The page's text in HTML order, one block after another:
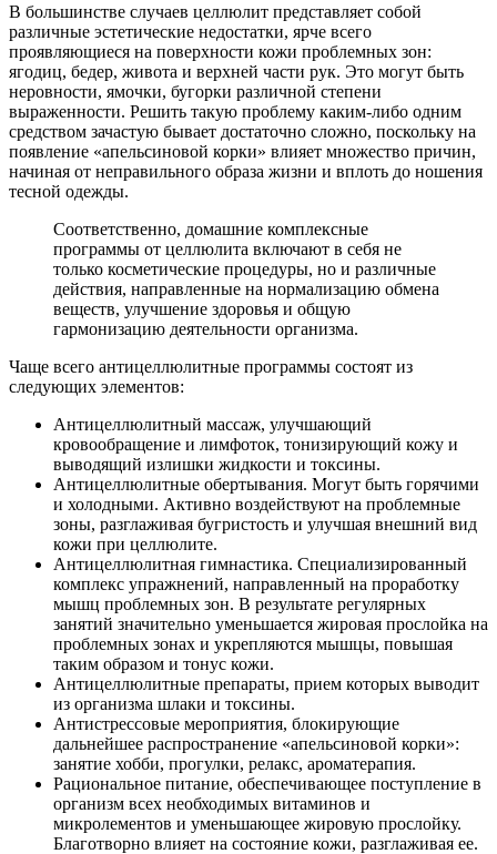
В большинстве случаев целлюлит представляет собой
различные эстетические недостатки, ярче всего
проявляющиеся на поверхности кожи проблемных зон:
ягодиц, бедер, живота и верхней части рук. Это могут быть
неровности, ямочки, бугорки различной степени
выраженности. Решить такую проблему каким-либо одним
средством зачастую бывает достаточно сложно, поскольку на
появление «апельсиновой корки» влияет множество причин,
начиная от неправильного образа жизни и вплоть до ношения
тесной одежды.
Соответственно, домашние комплексные
программы от целлюлита включают в себя не
только косметические процедуры, но и различные
действия, направленные на нормализацию обмена
веществ, улучшение здоровья и общую
гармонизацию деятельности организма.
Чаще всего антицеллюлитные программы состоят из
следующих элементов:
Антицеллюлитный массаж, улучшающий
кровообращение и лимфоток, тонизирующий кожу и
выводящий излишки жидкости и токсины.
Антицеллюлитные обертывания. Могут быть горячими
и холодными. Активно воздействуют на проблемные
зоны, разглаживая бугристость и улучшая внешний вид
кожи при целлюлите.
Антицеллюлитная гимнастика. Специализированный
комплекс упражнений, направленный на проработку
мышц проблемных зон. В результате регулярных
занятий значительно уменьшается жировая прослойка на
проблемных зонах и укрепляются мышцы, повышая
таким образом и тонус кожи.
Антицеллюлитные препараты, прием которых выводит
из организма шлаки и токсины.
Антистрессовые мероприятия, блокирующие
дальнейшее распространение «апельсиновой корки»:
занятие хобби, прогулки, релакс, ароматерапия.
Рациональное питание, обеспечивающее поступление в
организм всех необходимых витаминов и
микролементов и уменьшающее жировую прослойку.
Благотворно влияет на состояние кожи, разглаживая ее.